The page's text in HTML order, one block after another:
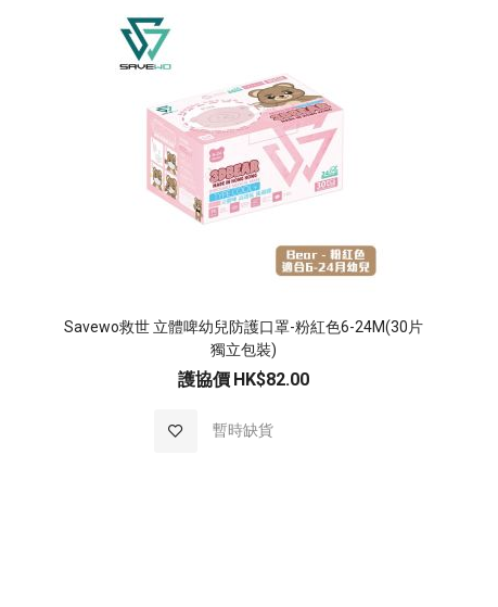
Savewo救世 立體啤幼兒防護口罩-粉紅色6-24M(30片
獨立包裝)
護協價 HK$82.00
暫時缺貨
加